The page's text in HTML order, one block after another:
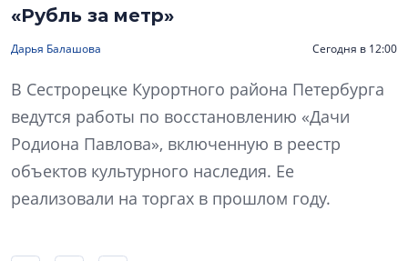
«Рубль за метр»
Дарья Балашова Сегодня в 12:00
В Сестрорецке Курортного района Петербурга
ведутся работы по восстановлению «Дачи
Родиона Павлова», включенную в реестр
объектов культурного наследия. Ее
реализовали на торгах в прошлом году.